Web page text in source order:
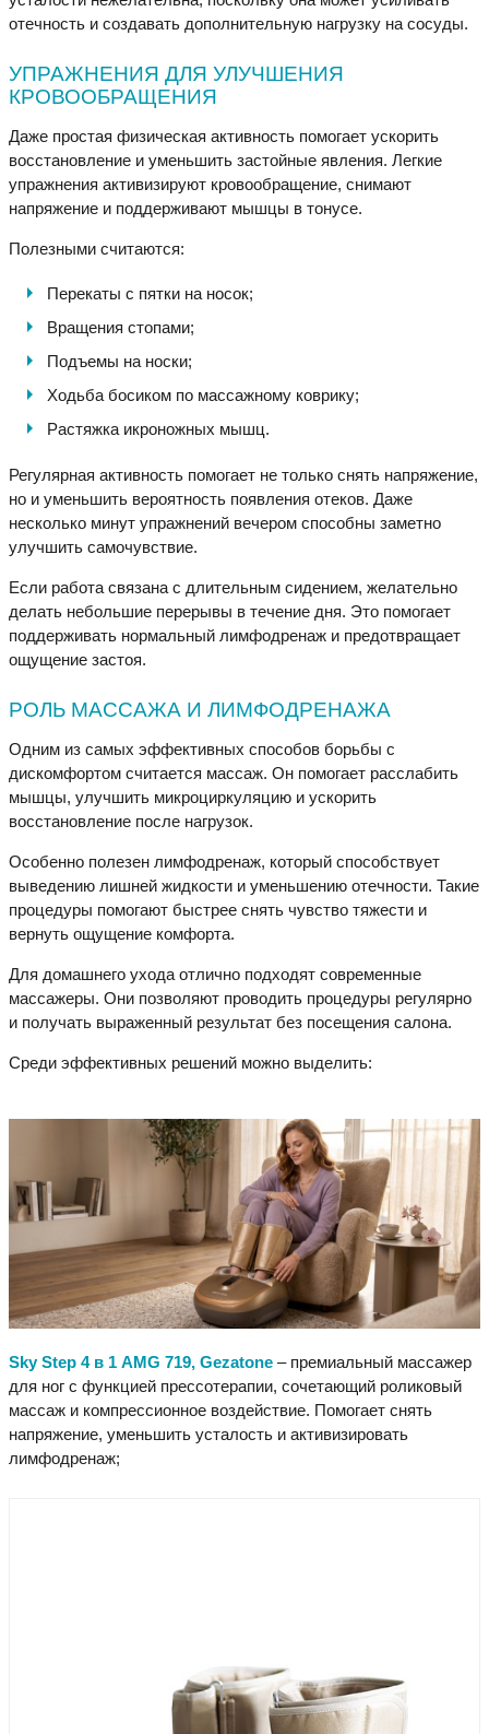
отечность и создавать дополнительную нагрузку на сосуды.
УПРАЖНЕНИЯ ДЛЯ УЛУЧШЕНИЯ
КРОВООБРАЩЕНИЯ
Даже простая физическая активность помогает ускорить
восстановление и уменьшить застойные явления. Легкие
упражнения активизируют кровообращение, снимают
напряжение и поддерживают мышцы в тонусе.
Полезными считаются:
Перекаты с пятки на носок;
Вращения стопами;
Подъемы на носки;
Ходьба босиком по массажному коврику;
Растяжка икроножных мышц.
Регулярная активность помогает не только снять напряжение,
но и уменьшить вероятность появления отеков. Даже
несколько минут упражнений вечером способны заметно
улучшить самочувствие.
Если работа связана с длительным сидением, желательно
делать небольшие перерывы в течение дня. Это помогает
поддерживать нормальный лимфодренаж и предотвращает
ощущение застоя.
РОЛЬ МАССАЖА И ЛИМФОДРЕНАЖА
Одним из самых эффективных способов борьбы с
дискомфортом считается массаж. Он помогает расслабить
мышцы, улучшить микроциркуляцию и ускорить
восстановление после нагрузок.
Особенно полезен лимфодренаж, который способствует
выведению лишней жидкости и уменьшению отечности. Такие
процедуры помогают быстрее снять чувство тяжести и
вернуть ощущение комфорта.
Для домашнего ухода отлично подходят современные
массажеры. Они позволяют проводить процедуры регулярно
и получать выраженный результат без посещения салона.
Среди эффективных решений можно выделить:
Sky Step 4 в 1 AMG 719, Gezatone – премиальный массажер
для ног с функцией прессотерапии, сочетающий роликовый
массаж и компрессионное воздействие. Помогает снять
напряжение, уменьшить усталость и активизировать
лимфодренаж;